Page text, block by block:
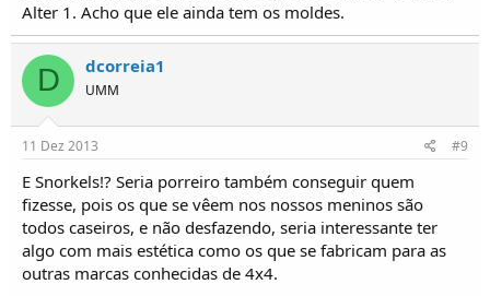
Alter 1. Acho que ele ainda tem os moldes.
D dcorreia1
UMM
11 Dez 2013 #9
E Snorkels!? Seria porreiro também conseguir quem
fizesse, pois os que se vêem nos nossos meninos são
todos caseiros, e não desfazendo, seria interessante ter
algo com mais estética como os que se fabricam para as
outras marcas conhecidas de 4x4.